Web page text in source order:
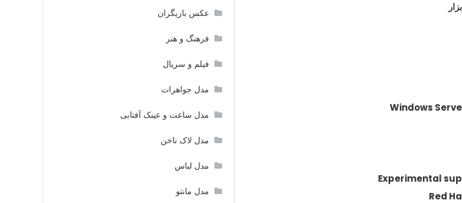
عکس بازیگران
فرهنگ و هنر
فیلم و سریال
مدل جواهرات
مدل ساعت و عینک آفتابی
مدل لاک ناخن
مدل لباس
مدل مانتو